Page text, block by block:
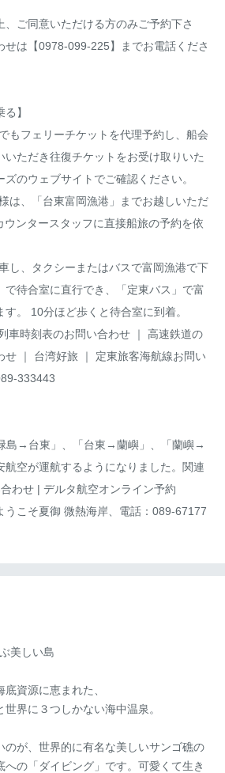
ご同意いただける方のみご予約下さ
せは【0978-099-225】までお電話くださ
】
もフェリーチケットを代理予約し、船会
いただき往復チケットをお受け取りいた
のウェブサイトでご確認ください。
は、「台東富岡漁港」までお越しいただ
ウンタースタッフに直接船旅の予約を依
し、タクシーまたはバスで富岡漁港で下
で待合室に直行でき、「定東バス」で富
。 10分ほど歩くと待合室に到着。
車時刻表のお問い合わせ ｜ 高速鉄道の
せ ｜ 台湾好旅 ｜ 定東旅客海航線お問い
333443
島→台東」、「台東→蘭嶼」、「蘭嶼→
航空が運航するようになりました。関連
わせ | デルタ航空オンライン予約
うこそ夏御 微熱海岸、電話：089-67177
美しい島
資源に恵まれた、
界に３つしかない海中温泉。
のが、世界的に有名な美しいサンゴ礁の
の「ダイビング」です。可愛くて生き